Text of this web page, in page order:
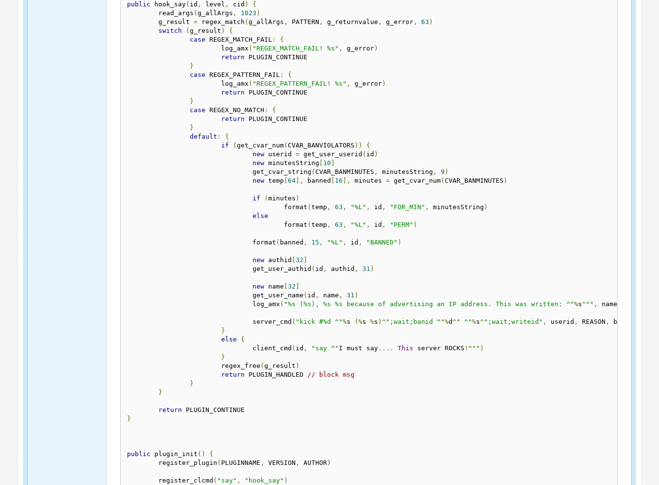
public hook_say( id , level , cid )
{
	read_args
(g_allArgs , 1023 )
	g_result
= regex_match (g_allArgs , PATTERN , g_returnvalue , g_error , 63 )
switch
(g_result )
{
case REGEX_MATCH_FAIL :
{
			log_amx
( "REGEX_MATCH_FAIL! %s" , g_error)
return PLUGIN_CONTINUE
}
case REGEX_PATTERN_FAIL :
{
			log_amx
( "REGEX_PATTERN_FAIL! %s" , g_error)
return PLUGIN_CONTINUE
}
case REGEX_NO_MATCH :
{
return PLUGIN_CONTINUE
}
default :
{
if
(get_cvar_num(CVAR_BANVIOLATORS ))
{
new userid = get_user_userid ( id )
new minutesString 10
				get_cvar_string
(CVAR_BANMINUTES , minutesString , 9 )
new temp [64 ], banned 16 ], minutes = get_cvar_num(CVAR_BANMINUTES )
if (minutes )
					format
(temp , 63 , "%L" , id , "FOR_MIN" , minutesString )
else
					format
(temp , 63 , "%L" , id , "PERM" )
				format
( banned , 15 , "%L" , id , "BANNED" )
new authid [32
				get_user_authid
( id , authid , 31 )
new name [32
				get_user_name
( id , name , 31 )
				log_amx
( "%s (%s), %s %s because of advertising an IP address. This was written: ^"%s^"" , name
				server_cmd
( "kick #%d ^"%s (%s %s )^";wait;banid ^"%d^" ^"%s^";wait;writeid" , userid , REASON , banned
}
else
{
				client_cmd
( id , "say ^" I must say .... This server ROCKS !^"" )
}
			regex_free
(g_result )
return PLUGIN_HANDLED // block msg
}
}
return
}
public plugin_init ()
{
	register_plugin
( PLUGINNAME , VERSION , AUTHOR)
	register_clcmd
( "say" , "hook_say" )